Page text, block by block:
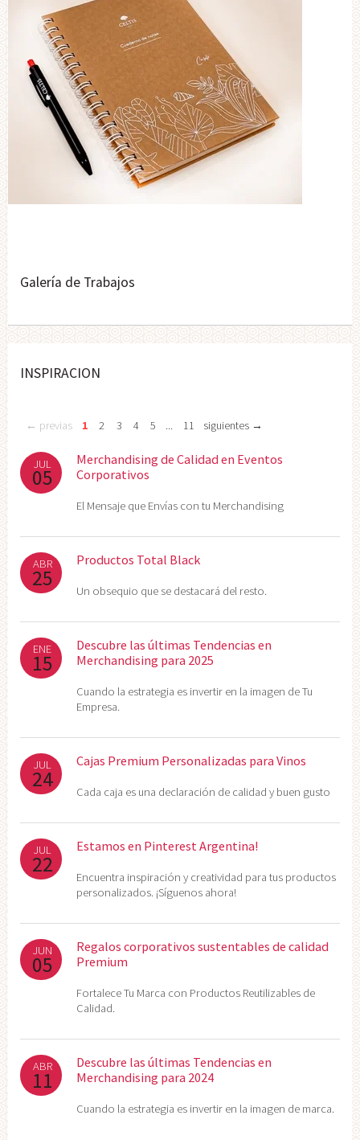
Galería de Trabajos
INSPIRACION
← previas 1 2 3 4 5 ... 11 siguientes →
JUL
05
Merchandising de Calidad en Eventos
Corporativos
El Mensaje que Envías con tu Merchandising
ABR
25
Productos Total Black
Un obsequio que se destacará del resto.
ENE
15
Descubre las últimas Tendencias en
Merchandising para 2025
Cuando la estrategia es invertir en la imagen de Tu
Empresa.
JUL
24
Cajas Premium Personalizadas para Vinos
Cada caja es una declaración de calidad y buen gusto
JUL
22
Estamos en Pinterest Argentina!
Encuentra inspiración y creatividad para tus productos
personalizados. ¡Síguenos ahora!
JUN
05
Regalos corporativos sustentables de calidad
Premium
Fortalece Tu Marca con Productos Reutilizables de
Calidad.
ABR
11
Descubre las últimas Tendencias en
Merchandising para 2024
Cuando la estrategia es invertir en la imagen de marca.